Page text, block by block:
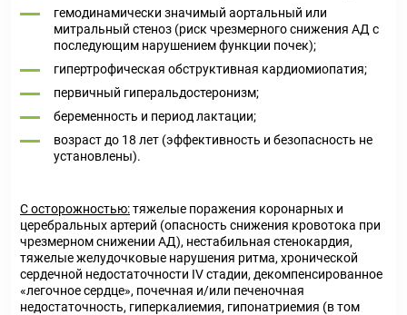
гемодинамически значимый аортальный или
митральный стеноз (риск чрезмерного снижения АД с
последующим нарушением функции почек);
гипертрофическая обструктивная кардиомиопатия;
первичный гиперальдостеронизм;
беременность и период лактации;
возраст до 18 лет (эффективность и безопасность не
установлены).
С осторожностью:тяжелые поражения коронарных и
церебральных артерий (опасность снижения кровотока при
чрезмерном снижении АД), нестабильная стенокардия,
тяжелые желудочковые нарушения ритма, хронической
сердечной недостаточности IV стадии, декомпенсированное
«легочное сердце», почечная и/или печеночная
недостаточность, гиперкалиемия, гипонатриемия (в том